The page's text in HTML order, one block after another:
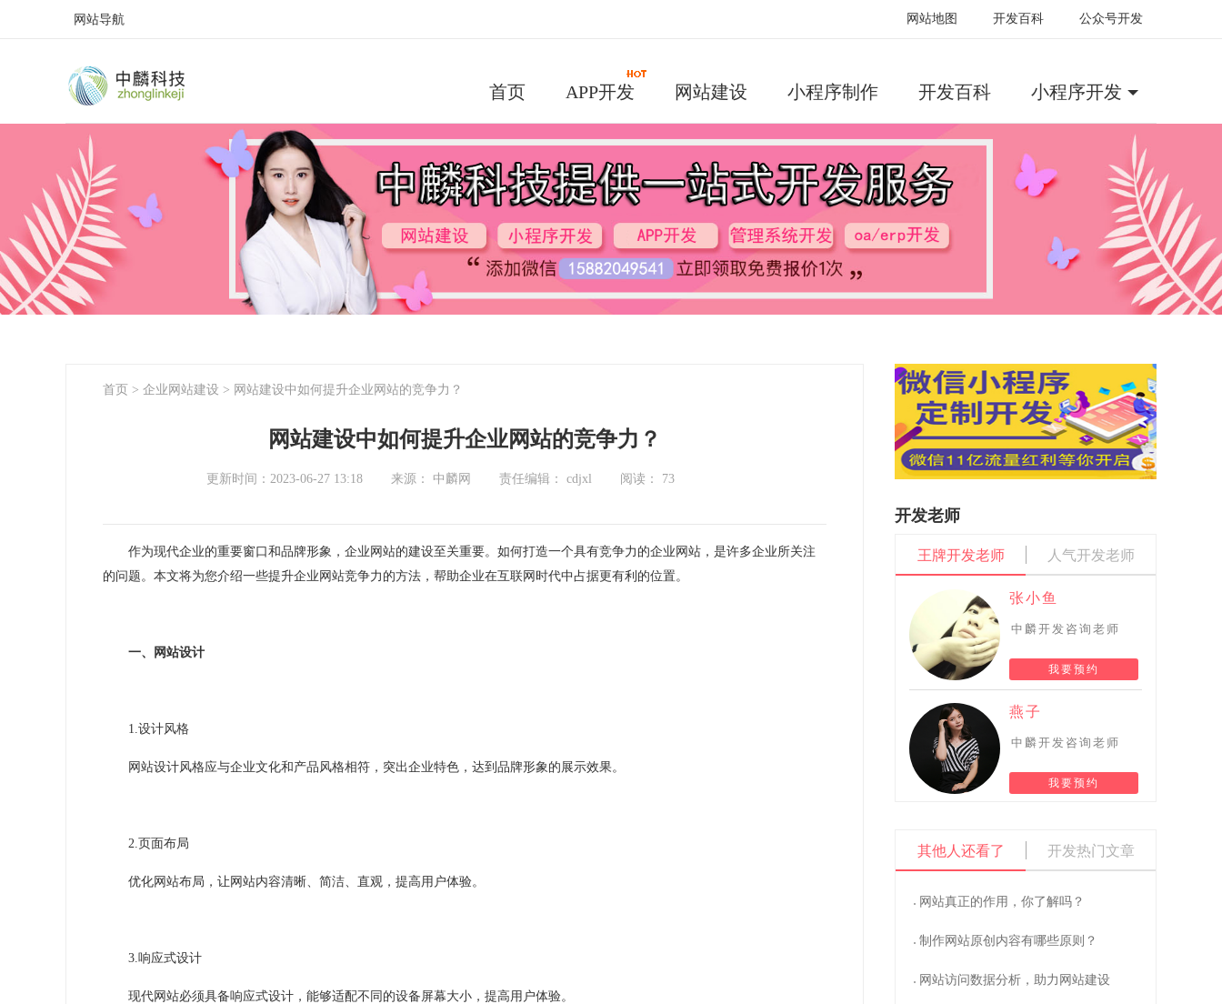
网站地图 开发百科 公众号开发
网站导航
首页 APP开发 网站建设 小程序制作 开发百科 小程序开发
首页 > 企业网站建设 > 网站建设中如何提升企业网站的竞争力？
网站建设中如何提升企业网站的竞争力？
更新时间：2023-06-27 13:18 来源： 中麟网 责任编辑： cdjxl 阅读： 73
作为现代企业的重要窗口和品牌形象，企业网站的建设至关重要。如何打造一个具有竞争力的企业网站，是许多企业所关注
的问题。本文将为您介绍一些提升企业网站竞争力的方法，帮助企业在互联网时代中占据更有利的位置。
一、网站设计
1.设计风格
网站设计风格应与企业文化和产品风格相符，突出企业特色，达到品牌形象的展示效果。
2.页面布局
优化网站布局，让网站内容清晰、简洁、直观，提高用户体验。
3.响应式设计
现代网站必须具备响应式设计，能够适配不同的设备屏幕大小，提高用户体验。
开发老师
王牌开发老师 人气开发老师
张小鱼
中麟开发咨询老师
我要预约
燕子
中麟开发咨询老师
我要预约
操作数据库失败Column 'id' in order clause
is ambiguous
sql:select * from y_dstd c left join
c.catid=51 order by id desc limit 0,2
Warning : mysql_fetch_assoc() expects
/www/wwwroot/www.cdzlkjgs.com/system/libs/
Warning: mysql_free_result() expects
其他人还看了 开发热门文章
网站真正的作用，你了解吗？
制作网站原创内容有哪些原则？
网站访问数据分析，助力网站建设